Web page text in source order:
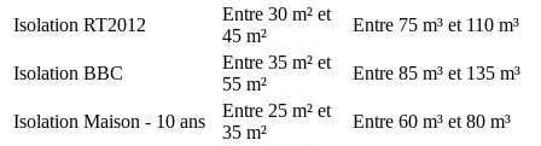
Isolation RT2012
Entre 30 m² et
45 m²
Entre 75 m³ et 110 m³
Isolation BBC
Entre 35 m² et
55 m²
Entre 85 m³ et 135 m³
Isolation Maison - 10 ans
Entre 25 m² et
35 m²
Entre 60 m³ et 80 m³